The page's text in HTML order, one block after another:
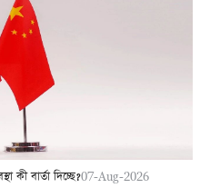
কী বার্তা দিচ্ছে?07-Aug-2026